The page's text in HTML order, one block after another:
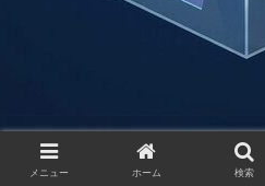
メニュー ホーム 検索